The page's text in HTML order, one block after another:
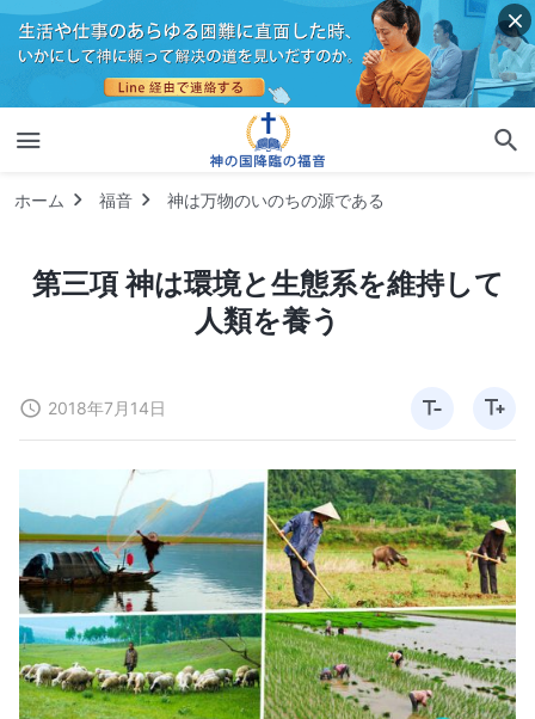
ホーム 福音 神は万物のいのちの源である
第三項 神は環境と生態系を維持して
人類を養う
2018年7月14日